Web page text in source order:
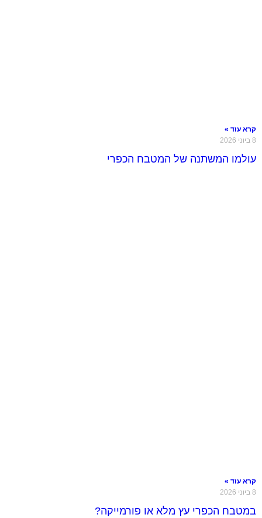
קרא עוד »
8 ביוני 2026
עולמו המשתנה של המטבח הכפרי
קרא עוד »
8 ביוני 2026
במטבח הכפרי עץ מלא או פורמייקה?